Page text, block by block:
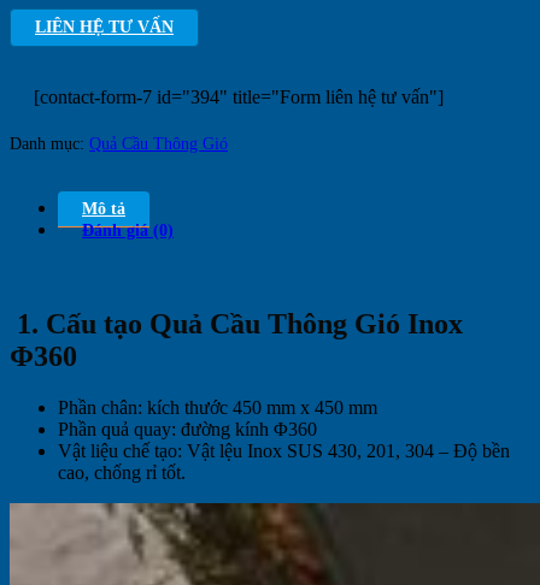
LIÊN HỆ TƯ VẤN
[contact-form-7 id="394" title="Form liên hệ tư vấn"]
Danh mục: Quả Cầu Thông Gió
Mô tả
Đánh giá (0)
1. Cấu tạo Quả Cầu Thông Gió Inox
Φ360
Phần chân: kích thước 450 mm x 450 mm
Phần quả quay: đường kính Φ360
Vật liệu chế tạo: Vật lệu Inox SUS 430, 201, 304 – Độ bền
cao, chống rỉ tốt.